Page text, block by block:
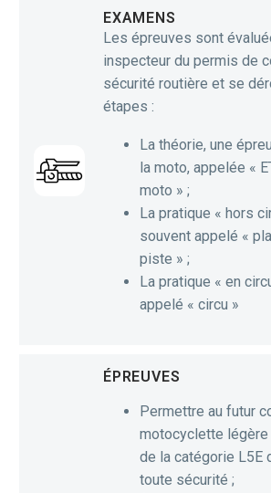
EXAMENS
Les épreuves sont
inspecteur du permis de
sécurité routière et se
étapes :
La théorie, une
la moto, appelée «
moto » ;
La pratique « hors
souvent appelé «
piste » ;
La pratique « en
appelé « circu »
ÉPREUVES
Permettre au futur
motocyclette
de la catégorie L5E
toute sécurité ;